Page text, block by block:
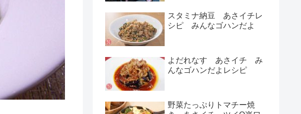
スタミナ納豆 あさイチレ
シピ みんなゴハンだよ
よだれなす あさイチ み
んなゴハンだよレシピ
野菜たっぷりトマチー焼